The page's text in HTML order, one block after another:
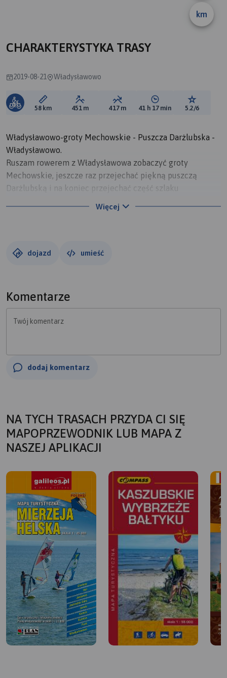
km
CHARAKTERYSTYKA TRASY
2019-08-21 Władysławowo
Długość trasy:
58 km Suma przewyższeń:
451 m Suma spadków:
417 m Średni czas potrzebny
41 h 17 min Ocena
5.2/6
Władysławowo-groty Mechowskie - Puszcza Darżlubska -
Władysławowo.
Ruszam rowerem z Władysławowa zobaczyć groty
Mechowskie, jeszcze raz przejechać piękną puszczą
Darżlubską i na koniec przejechać część szlaku
Zaczynam nowiutką ścieżką rowerową z Władysławowa do
oryginalnymi, stylizowanymi na ludowo witrażami no i
szutrówka, po czym asfaltem przez puszczę do Darzlubia.
Stąd już skok do Pucka (tu wiele ciekawostek) i R-10
Sklepy : Węgorzewo, Leśniów, Mechowo, Darzlubie, Puck,
Swarzewo. Posiłki: Władysławowo, Puck
Więcej
dojazd umieść
Komentarze
Twój komentarz
dodaj komentarz
NA TYCH TRASACH PRZYDA CI SIĘ
MAPOPRZEWODNIK LUB MAPA Z
NASZEJ APLIKACJI